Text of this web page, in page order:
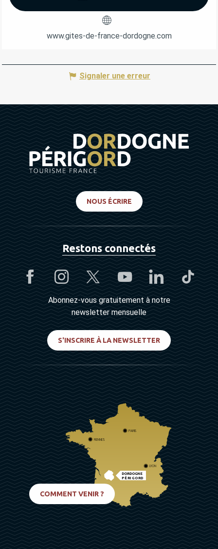
www.gites-de-france-dordogne.com
Signaler une erreur
NOUS ÉCRIRE
Restons connectés
Abonnez-vous gratuitement à notre
newsletter mensuelle
S'INSCRIRE À LA NEWSLETTER
DORDOGNE
PÉRIGORD
PARIS
RENNES
LYON
COMMENT VENIR ?